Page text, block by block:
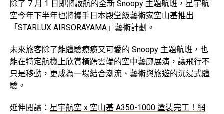
除了 7 月 1 日即將啟航的全新 Snoopy 主題航班，星宇航
空今年下半年也將攜手日本殿堂級藝術家空山基推出
「STARLUX AIRSORAYAMA」藝術計劃。
未來旅客除了能體驗療癒又可愛的 Snoopy 主題航班，也
能在特定航機上欣賞橫跨雲端的空中藝廊展演，讓飛行不
只是移動，更成為一場結合潮流、藝術與旅遊的沉浸式體
驗。
延伸閱讀： 星宇航空 x 空山基 A350-1000 塗裝完工！網